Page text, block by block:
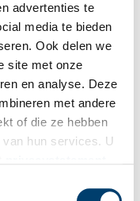
advertenties te
media te bieden
Ook delen we
site met onze
en analyse. Deze
met andere
of die ze hebben
hun services. U
.